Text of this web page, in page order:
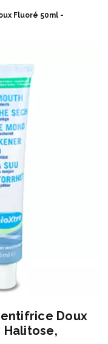
Fluoré 50ml -
Doux
Halitose,